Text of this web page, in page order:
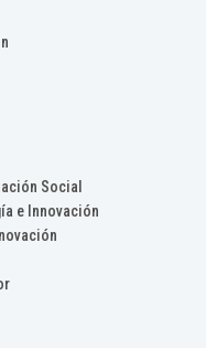
Social
e Innovación